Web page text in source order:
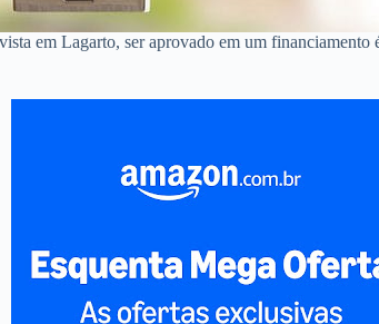
em Lagarto, ser aprovado em um